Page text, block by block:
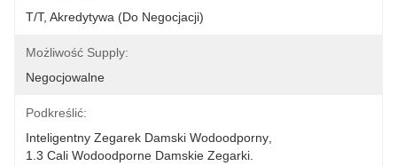
T/T, Akredytywa (do Negocjacji)
Możliwość Supply:
Negocjowalne
Podkreślić:
Inteligentny Zegarek Damski Wodoodporny
1.3 Cali Wodoodporne Damskie Zegarki.